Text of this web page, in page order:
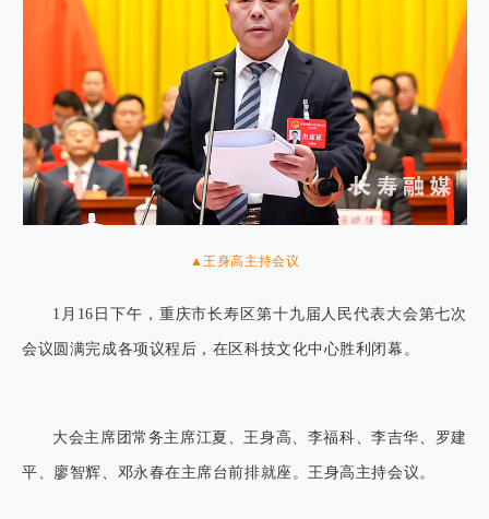
▲王身高主持会议
1月16日下午，重庆市长寿区第十九届人民代表大会第七次
会议圆满完成各项议程后，在区科技文化中心胜利闭幕。
大会主席团常务主席江夏、王身高、李福科、李吉华、罗建
平、廖智辉、邓永春在主席台前排就座。王身高主持会议。